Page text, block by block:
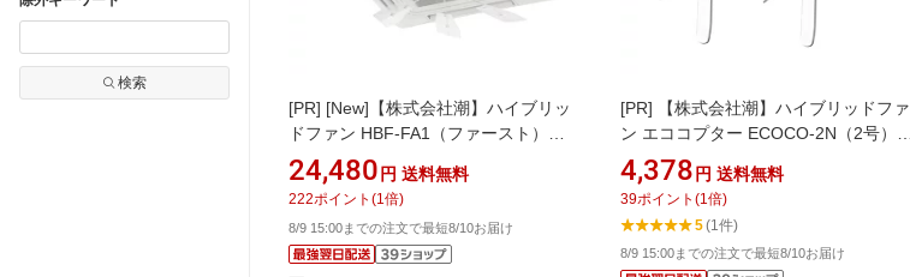
検索
[PR] [New]【株式会社潮】ハイブリッ
ドファン HBF-FA1（ファースト）
C/W（ハーフクリアー）2025年最新版
／ 業務用エアコンの直撃風対策
24,480 円 送料無料
222ポイント (1倍)
8/9 15:00までの注文で最短8/10お届け
[PR]
【株式会社潮】ハイブリッドファ
ン エココプター ECOCO-2N（2号）
2024年最新版 ／ 業務用エアコンの直
撃風対策
4,378 円 送料無料
39ポイント (1倍)
5(1件)
8/9 15:00までの注文で最短8/10お届け